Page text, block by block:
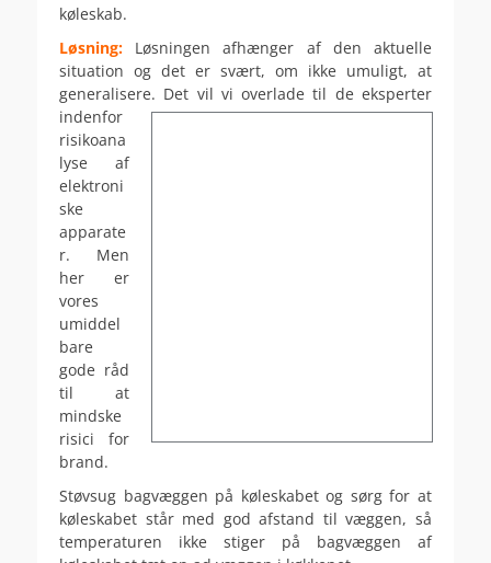
køleskab.
Løsning: Løsningen afhænger af den aktuelle
situation og det er svært, om ikke umuligt, at
generalisere. Det vil vi overlade til de eksperter
indenfor
risikoana
lyse af
elektroni
ske
apparate
r. Men
her er
vores
umiddel
bare
gode råd
til at
mindske
risici for
brand.
Støvsug bagvæggen på køleskabet og sørg for at
køleskabet står med god afstand til væggen, så
temperaturen ikke stiger på bagvæggen af